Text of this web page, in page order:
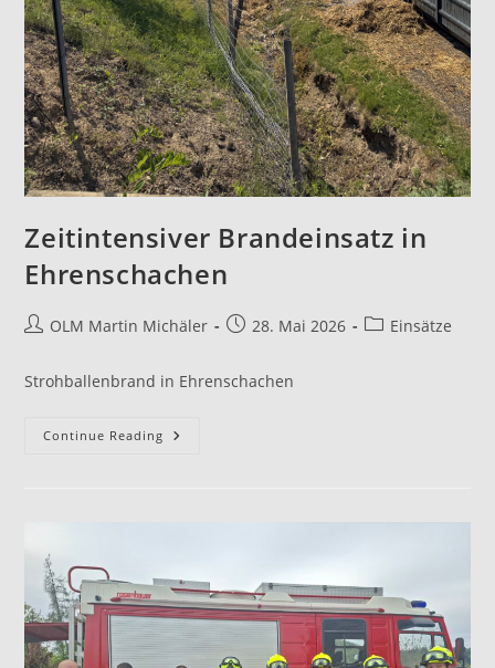
Zeitintensiver Brandeinsatz in
Ehrenschachen
OLM Martin Michäler 28. Mai 2026 Einsätze
Strohballenbrand in Ehrenschachen
Continue Reading